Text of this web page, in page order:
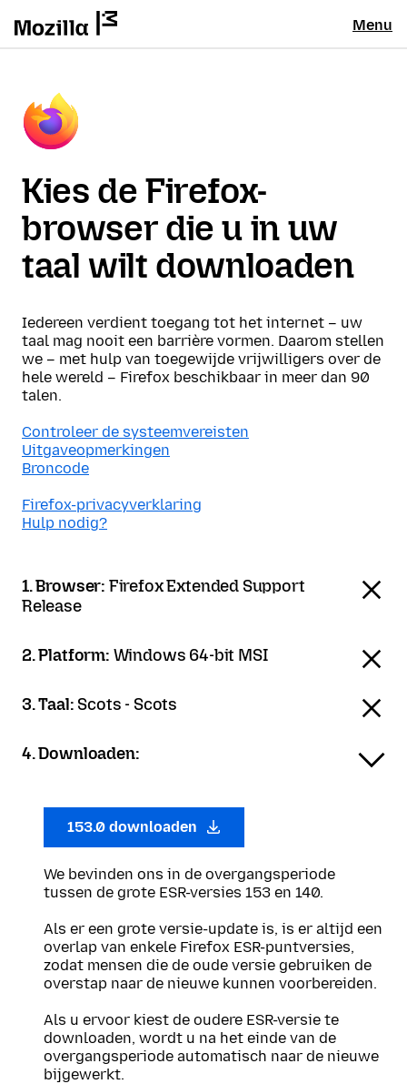
Menu
Kies de Firefox-
browser die u in uw
taal wilt downloaden
Iedereen verdient toegang tot het internet – uw
taal mag nooit een barrière vormen. Daarom stellen
we – met hulp van toegewijde vrijwilligers over de
hele wereld – Firefox beschikbaar in meer dan 90
talen.
Controleer de systeemvereisten
Uitgaveopmerkingen
Broncode
Firefox-privacyverklaring
Hulp nodig?
1. Browser: Firefox Extended Support
Release
2. Platform: Windows 64-bit MSI
3. Taal: Scots - Scots
4. Downloaden:
153.0 downloaden
We bevinden ons in de overgangsperiode
tussen de grote ESR-versies 153 en 140.
Als er een grote versie-update is, is er altijd een
overlap van enkele Firefox ESR-puntversies,
zodat mensen die de oude versie gebruiken de
overstap naar de nieuwe kunnen voorbereiden.
Als u ervoor kiest de oudere ESR-versie te
downloaden, wordt u na het einde van de
overgangsperiode automatisch naar de nieuwe
bijgewerkt.